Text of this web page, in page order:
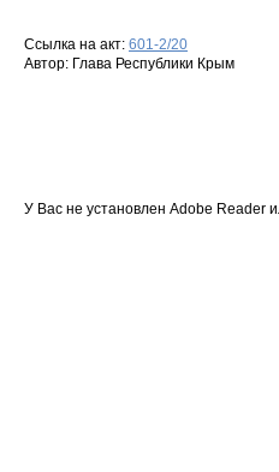
Ссылка на акт: 601-2/20
Автор: Глава Республики Крым
У Вас не установлен Adobe